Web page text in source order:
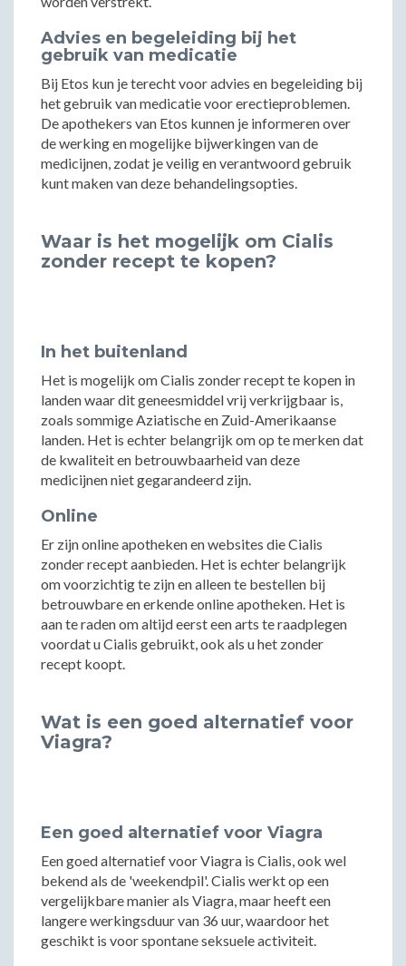
Advies en begeleiding bij het
gebruik van medicatie
Bij Etos kun je terecht voor advies en begeleiding bij
het gebruik van medicatie voor erectieproblemen.
De apothekers van Etos kunnen je informeren over
de werking en mogelijke bijwerkingen van de
medicijnen, zodat je veilig en verantwoord gebruik
kunt maken van deze behandelingsopties.
Waar is het mogelijk om Cialis
zonder recept te kopen?
In het buitenland
Het is mogelijk om Cialis zonder recept te kopen in
landen waar dit geneesmiddel vrij verkrijgbaar is,
zoals sommige Aziatische en Zuid-Amerikaanse
landen. Het is echter belangrijk om op te merken dat
de kwaliteit en betrouwbaarheid van deze
medicijnen niet gegarandeerd zijn.
Online
Er zijn online apotheken en websites die Cialis
zonder recept aanbieden. Het is echter belangrijk
om voorzichtig te zijn en alleen te bestellen bij
betrouwbare en erkende online apotheken. Het is
aan te raden om altijd eerst een arts te raadplegen
voordat u Cialis gebruikt, ook als u het zonder
recept koopt.
Wat is een goed alternatief voor
Viagra?
Een goed alternatief voor Viagra
Een goed alternatief voor Viagra is Cialis, ook wel
bekend als de 'weekendpil'. Cialis werkt op een
vergelijkbare manier als Viagra, maar heeft een
langere werkingsduur van 36 uur, waardoor het
geschikt is voor spontane seksuele activiteit.